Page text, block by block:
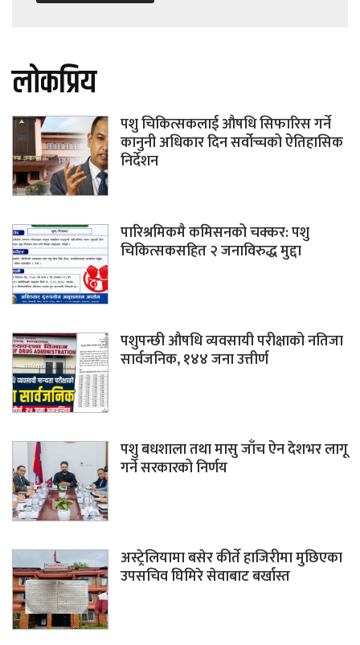
लोकप्रिय
पशु चिकित्सकलाई औषधि सिफारिस गर्ने
कानुनी अधिकार दिन सर्वोच्चको ऐतिहासिक
निर्देशन
पारिश्रमिकमै कमिसनको चक्कर: पशु
चिकित्सकसहित २ जनाविरुद्ध मुद्दा
पशुपन्छी औषधि व्यवसायी परीक्षाको नतिजा
सार्वजनिक, १४४ जना उत्तीर्ण
पशु बधशाला तथा मासु जाँच ऐन देशभर लागू
गर्ने सरकारको निर्णय
अस्ट्रेलियामा बसेर कीर्ते हाजिरीमा मुछिएका
उपसचिव घिमिरे सेवाबाट बर्खास्त